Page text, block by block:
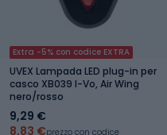
Extra -5% con codice EXTRA
UVEX Lampada LED plug-in per
casco XB039 I-Vo, Air Wing
nero/rosso
9,29 €
8,83 €prezzo con codice